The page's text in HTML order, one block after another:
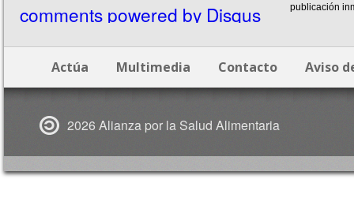
publicación
comments powered by Disqus
Actúa Multimedia Contacto Aviso
2026 Alianza por la Salud Alimentaria